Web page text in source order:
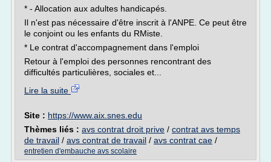
* - Allocation aux adultes handicapés.
Il n'est pas nécessaire d'être inscrit à l'ANPE. Ce peut être
le conjoint ou les enfants du RMiste.
* Le contrat d'accompagnement dans l'emploi
Retour à l'emploi des personnes rencontrant des
difficultés particulières, sociales et...
Lire la suite
Site : https://www.aix.snes.edu
Thèmes liés : avs contrat droit prive / contrat avs temps
de travail / avs contrat de travail / avs contrat cae /
entretien d'embauche avs scolaire